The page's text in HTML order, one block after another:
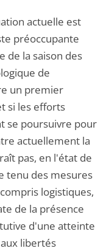
actuelle est
préoccupante
de la saison des
de
un premier
si les efforts
se poursuivre pour
actuellement la
pas, en l'état de
tenu des mesures
logistiques,
de la présence
d'une atteinte
libertés